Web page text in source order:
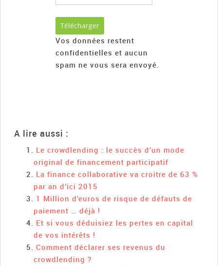
Vos données restent
confidentielles et aucun
spam ne vous sera envoyé.
A lire aussi :
Le crowdlending : le succès d’un mode
original de financement participatif
La finance collaborative va croitre de 63 %
par an d’ici 2015
1 Million d’euros de risque de défauts de
paiement … déjà !
Et si vous déduisiez les pertes en capital
de vos intérêts !
Comment déclarer ses revenus du
crowdlending ?